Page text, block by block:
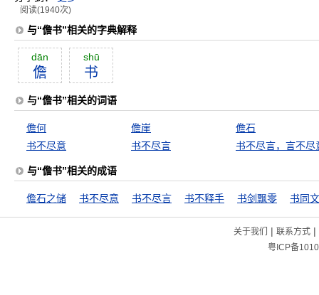
阅读(1940次)
与“儋书”相关的字典解释
dān
儋
shū
书
与“儋书”相关的词语
儋何 儋崖
儋石
书不尽意
书不尽言 书不尽言，言不尽
与“儋书”相关的成语
儋石之储 书不尽意 书不尽言 书不释手 书剑飘零
关于我们 | 联系方式|
粤ICP备